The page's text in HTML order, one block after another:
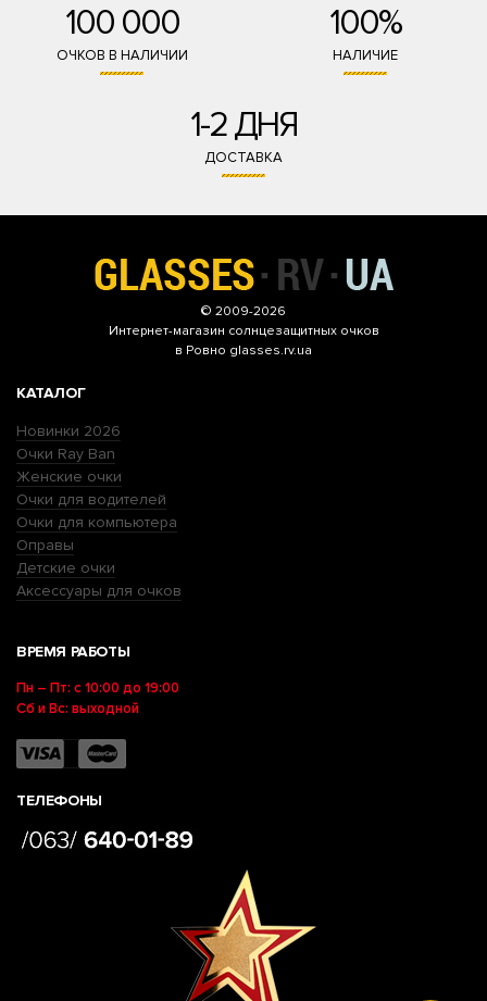
100 000
ОЧКОВ В НАЛИЧИИ
100%
НАЛИЧИЕ
1-2 ДНЯ
ДОСТАВКА
© 2009-2026
Интернет-магазин солнцезащитных очков
в Ровно glasses.rv.ua
КАТАЛОГ
Новинки 2026
Очки Ray Ban
Женские очки
Очки для водителей
Очки для компьютера
Оправы
Детские очки
Аксессуары для очков
ВРЕМЯ РАБОТЫ
Пн – Пт: с 10:00 до 19:00
Сб и Вс: выходной
ТЕЛЕФОНЫ